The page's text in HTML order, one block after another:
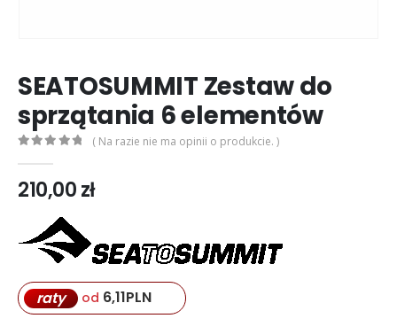
SEATOSUMMIT Zestaw do
sprzątania 6 elementów
( Na razie nie ma opinii o produkcie. )
210,00zł
raty od 6,11PLN